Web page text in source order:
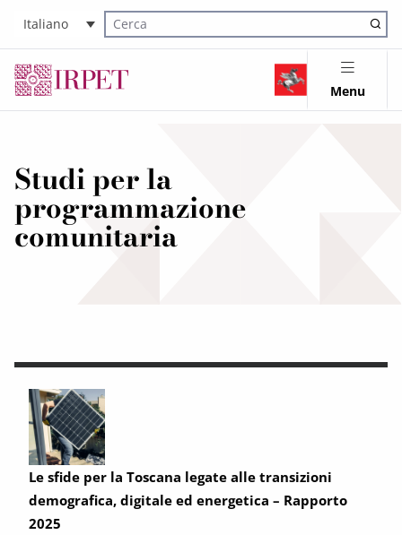
Italiano
Cerca nel sito
Menu
Studi per la
programmazione
comunitaria
Le sfide per la Toscana legate alle transizioni
demografica, digitale ed energetica – Rapporto
2025